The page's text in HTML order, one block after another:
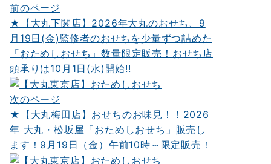
投
稿
ナ
ビ
ゲ
ー
シ
ョ
前のページ
★【大丸下関店】2026年大丸のおせち、9
月19日(金)監修者のおせちを少量ずつ詰めた
「おためしおせち」数量限定販売！おせち店
頭承りは10月1日(水)開始!!
次のページ
★【大丸梅田店】おせちのお味見！！2026
年 大丸・松坂屋「おためしおせち」販売し
ます！9月19日（金）午前10時～限定販売！